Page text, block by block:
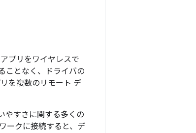
プリをワイヤレスで
ことなく、ドライバの
を複数のリモート デ
やすさに関する多くの
ークに接続すると、デ